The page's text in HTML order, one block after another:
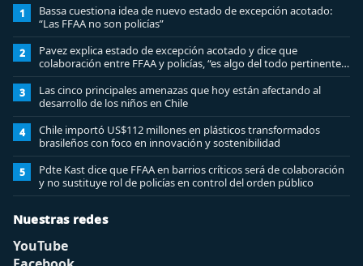
1
Bassa cuestiona idea de nuevo estado de excepción acotado:
“Las FFAA no son policías”
2
Pavez explica estado de excepción acotado y dice que
colaboración entre FFAA y policías, “es algo del todo pertinente
analizar”
3
Las cinco principales amenazas que hoy están afectando al
desarrollo de los niños en Chile
4
Chile importó US$112 millones en plásticos transformados
brasileños con foco en innovación y sostenibilidad
5
Pdte Kast dice que FFAA en barrios críticos será de colaboración
y no sustituye rol de policías en control del orden público
Nuestras redes
YouTube